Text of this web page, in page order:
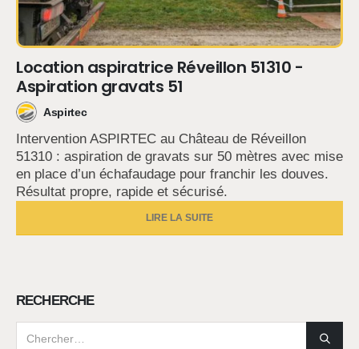
Location aspiratrice Réveillon 51310 -
Aspiration gravats 51
Aspirtec
Intervention ASPIRTEC au Château de Réveillon
51310 : aspiration de gravats sur 50 mètres avec mise
en place d’un échafaudage pour franchir les douves.
Résultat propre, rapide et sécurisé.
LIRE LA SUITE
RECHERCHE